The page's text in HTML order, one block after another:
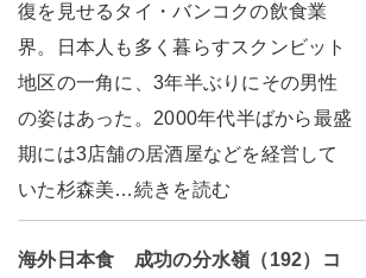
復を見せるタイ・バンコクの飲食業
界。日本人も多く暮らすスクンビット
地区の一角に、3年半ぶりにその男性
の姿はあった。2000年代半ばから最盛
期には3店舗の居酒屋などを経営して
いた杉森美…続きを読む
海外日本食 成功の分水嶺（192）コ